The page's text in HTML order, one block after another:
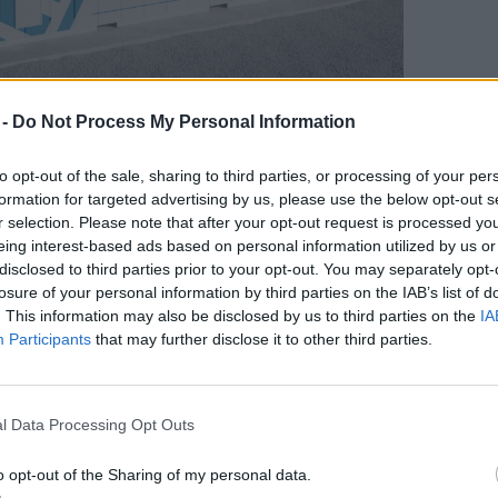
Do Not Process My Personal Information
opt-out of the sale, sharing to third parties, or processing of your
for targeted advertising by us, please use the below opt-out
selection. Please note that after your opt-out request is processed
interest-based ads based on personal information utilized by us
to third parties prior to your opt-out. You may separately
of your personal information by third parties on the IAB’s list of
This information may also be disclosed by us to third parties on the
Participants that may further disclose it to other third parties.
Data Processing Opt Outs
opt-out of the Sharing of my personal data.
tárolására, ami új technológiákat is megnyit.
szintjük mellett is jól
elektromos autókban, háztartási
vagy az elektromos hálózat
tökéletesen kielégítő megoldást
területen sem nyújtanak, így érthető